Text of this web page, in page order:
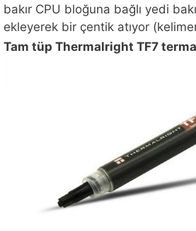
bakır CPU bloğuna bağlı yedi
ekleyerek bir çentik atıyor
Tam tüp Thermalright TF7